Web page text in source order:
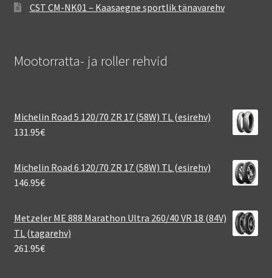
CST CM-NK01 – Kaasaegne sportlik tänavarehv
Mootorratta- ja roller rehvid
Michelin Road 5 120/70 ZR 17 (58W) TL (esirehv)
131.95€
Michelin Road 6 120/70 ZR 17 (58W) TL (esirehv)
146.95€
Metzeler ME 888 Marathon Ultra 260/40 VR 18 (84V)
TL (tagarehv)
261.95€